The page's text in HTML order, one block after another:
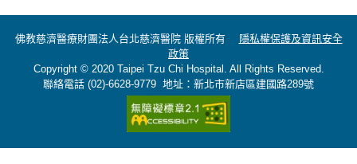
佛教慈濟醫療財團法人台北慈濟醫院 版權所有 隱私權保護及資訊安全
政策
Copyright © 2020 Taipei Tzu Chi Hospital. All Rights Reserved.
聯絡電話 (02)-6628-9779 地址：新北市新店區建國路289號